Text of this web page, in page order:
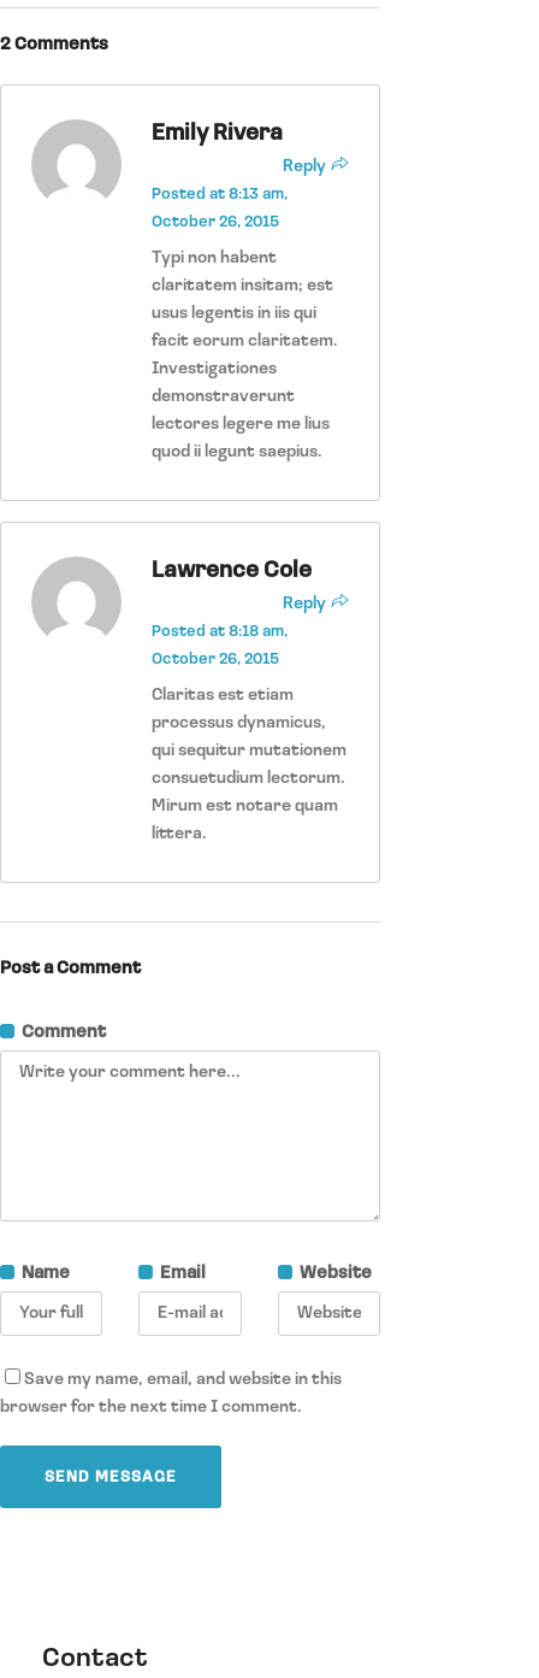
2 Comments
Emily Rivera
Reply
Posted at 8:13 am,
October 26, 2015
Typi non habent
claritatem insitam; est
usus legentis in iis qui
facit eorum claritatem.
Investigationes
demonstraverunt
lectores legere me lius
quod ii legunt saepius.
Lawrence Cole
Reply
Posted at 8:18 am,
October 26, 2015
Claritas est etiam
processus dynamicus,
qui sequitur mutationem
consuetudium lectorum.
Mirum est notare quam
littera.
Post a Comment
Comment
Name Email Website
Save my name, email, and website in this
browser for the next time I comment.
Contact